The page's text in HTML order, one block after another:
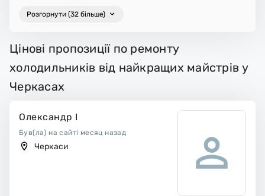
Розгорнути (32 більше)
Цінові пропозиції по ремонту
холодильників від найкращих майстрів у
Черкасах
Олександр І
Був(ла) на сайті месяц назад
Черкаси